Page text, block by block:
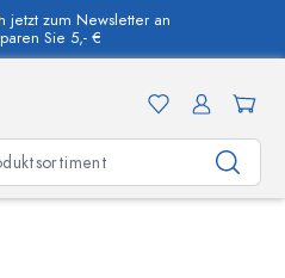
jetzt zum Newsletter an
Sie 5,- €